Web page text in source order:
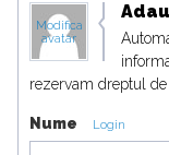
Modifica
avatar
rezervam dreptul
Nume Login